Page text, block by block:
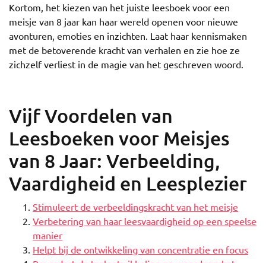
Kortom, het kiezen van het juiste leesboek voor een
meisje van 8 jaar kan haar wereld openen voor nieuwe
avonturen, emoties en inzichten. Laat haar kennismaken
met de betoverende kracht van verhalen en zie hoe ze
zichzelf verliest in de magie van het geschreven woord.
Vijf Voordelen van
Leesboeken voor Meisjes
van 8 Jaar: Verbeelding,
Vaardigheid en Leesplezier
Stimuleert de verbeeldingskracht van het meisje
Verbetering van haar leesvaardigheid op een speelse
manier
Helpt bij de ontwikkeling van concentratie en focus